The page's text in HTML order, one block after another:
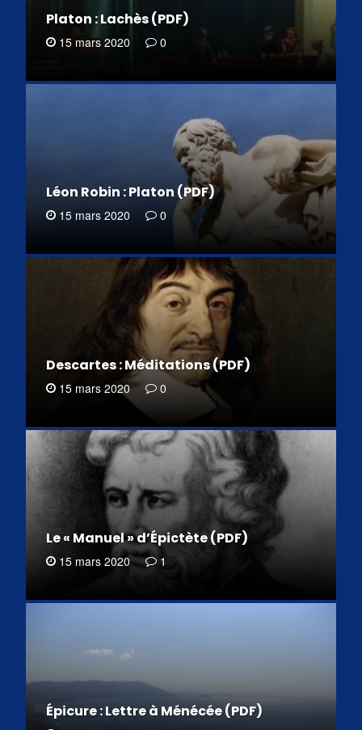
Platon : Lachès (PDF)
15 mars 2020 0
Léon Robin : Platon (PDF)
15 mars 2020 0
Descartes : Méditations (PDF)
15 mars 2020 0
Le « Manuel » d’Épictète (PDF)
15 mars 2020 1
Épicure : Lettre à Ménécée (PDF)